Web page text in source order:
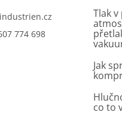
industrien.cz
774 698
Tlak v
Jak
co to